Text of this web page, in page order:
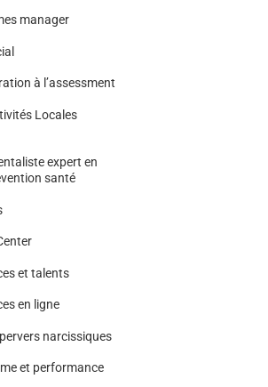
manager
à l’assessment
Locales
expert en
santé
et talents
en ligne
narcissiques
et performance